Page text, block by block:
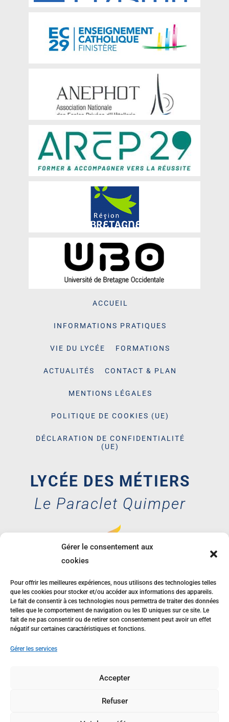
Gérer le consentement aux
cookies
Pour offrir les meilleures expériences, nous utilisons des technologies telles
que les cookies pour stocker et/ou accéder aux informations des appareils.
Le fait de consentir à ces technologies nous permettra de traiter des données
telles que le comportement de navigation ou les ID uniques sur ce site. Le
fait de ne pas consentir ou de retirer son consentement peut avoir un effet
négatif sur certaines caractéristiques et fonctions.
Gérer les services
Accepter
Refuser
LYCÉE DES MÉTIERS
Le Paraclet Quimper
35 avenue des
Glénan, 29000
QUIMPER
02 98 55 54 38
ACCUEIL
INFORMATIONS PRATIQUES
VIE DU LYCÉE FORMATIONS
ACTUALITÉS CONTACT & PLAN
MENTIONS LÉGALES
POLITIQUE DE COOKIES (UE)
DÉCLARATION DE CONFIDENTIALITÉ
(UE)